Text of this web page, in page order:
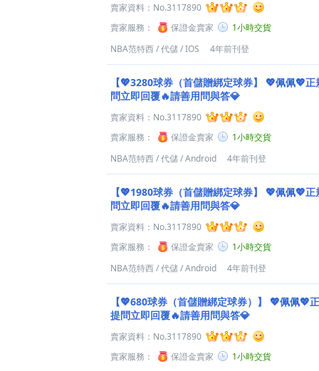
賣家資料： No.3117890
賣家服務：
保證金賣家
1小時交貨
NBA范特西/代儲/IOS 4年前刊登
【💖3280球券（首儲贈綁定球券】
💖佩佩💖正
問立即回覆🔥請善用問與答💎
賣家資料： No.3117890
賣家服務：
保證金賣家
1小時交貨
NBA范特西/代儲/Android 4年前刊登
【💖1980球券（首儲贈綁定球券】
💖佩佩💖正
問立即回覆🔥請善用問與答💎
賣家資料： No.3117890
賣家服務：
保證金賣家
1小時交貨
NBA范特西/代儲/Android 4年前刊登
【💖680球券（首儲贈綁定球券）】
💖佩佩💖
提問立即回覆🔥請善用問與答💎
賣家資料： No.3117890
賣家服務：
保證金賣家
1小時交貨